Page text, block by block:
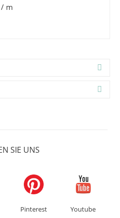
/ m
SIE UNS
Pinterest Youtube